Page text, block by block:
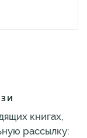
книгах,
рассылку: